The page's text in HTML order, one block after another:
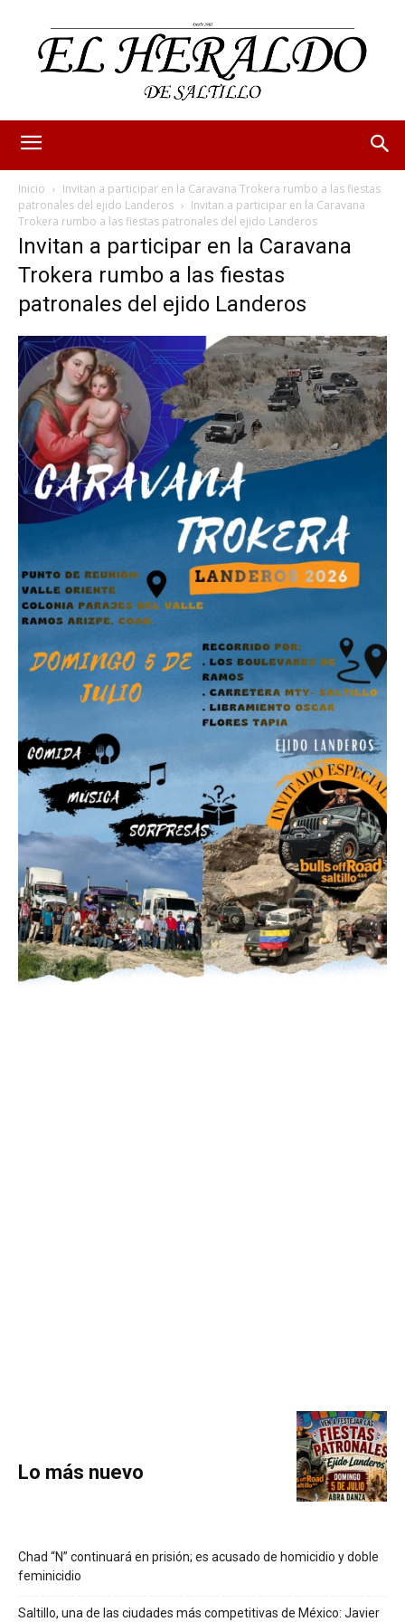
Inicio
Invitan a participar en la Caravana Trokera rumbo a las fiestas
patronales del ejido Landeros
Invitan a participar en la Caravana
Trokera rumbo a las fiestas patronales del ejido Landeros
Invitan a participar en la Caravana
Trokera rumbo a las fiestas
patronales del ejido Landeros
Lo más nuevo
Chad “N” continuará en prisión; es acusado de homicidio y doble
feminicidio
Saltillo, una de las ciudades más competitivas de México: Javier